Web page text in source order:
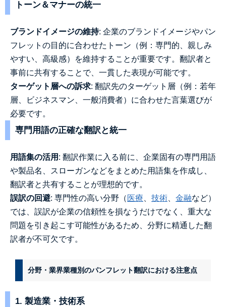
トーン＆マナーの統一
ブランドイメージの維持: 企業のブランドイメージやパン
フレットの目的に合わせたトーン（例：専門的、親しみ
やすい、高級感）を維持することが重要です。翻訳者と
事前に共有することで、一貫した表現が可能です。
ターゲット層への訴求: 翻訳先のターゲット層（例：若年
層、ビジネスマン、一般消費者）に合わせた言葉選びが
必要です。
専門用語の正確な翻訳と統一
用語集の活用 : 翻訳作業に入る前に、企業固有の専門用語
や製品名、スローガンなどをまとめた用語集を作成し、
翻訳者と共有することが理想的です。
誤訳の回避: 専門性の高い分野（ 医療 技術 金融など）
では、誤訳が企業の信頼性を損なうだけでなく、重大な
問題を引き起こす可能性があるため、分野に精通した翻
訳者が不可欠です。
分野・業界業種別のパンフレット翻訳における注意点
1. 製造業・技術系